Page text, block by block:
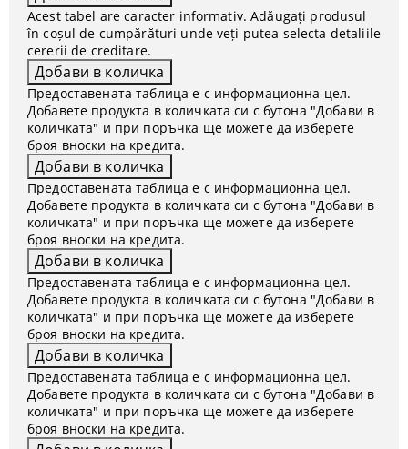
Acest tabel are caracter informativ. Adăugați produsul
în coșul de cumpărături unde veți putea selecta detaliile
cererii de creditare.
Предоставената таблица е с информационна цел.
Добавете продукта в количката си с бутона "Добави в
количката" и при поръчка ще можете да изберете
броя вноски на кредита.
Предоставената таблица е с информационна цел.
Добавете продукта в количката си с бутона "Добави в
количката" и при поръчка ще можете да изберете
броя вноски на кредита.
Предоставената таблица е с информационна цел.
Добавете продукта в количката си с бутона "Добави в
количката" и при поръчка ще можете да изберете
броя вноски на кредита.
Предоставената таблица е с информационна цел.
Добавете продукта в количката си с бутона "Добави в
количката" и при поръчка ще можете да изберете
броя вноски на кредита.